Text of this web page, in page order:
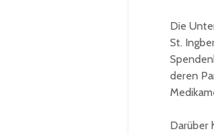
Die
St.
deren
Darüber